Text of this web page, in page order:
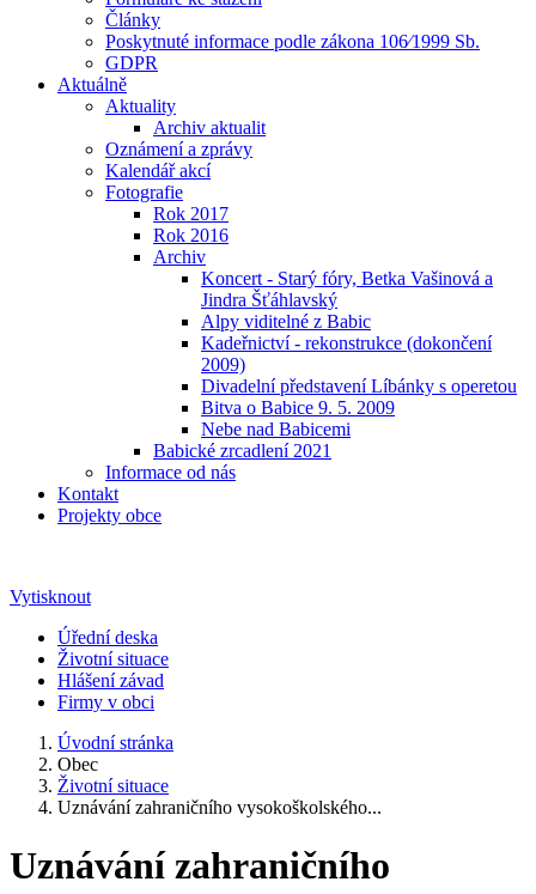
Články
Poskytnuté informace podle zákona 106⁄1999 Sb.
GDPR
Aktuálně
Aktuality
Archiv aktualit
Oznámení a zprávy
Kalendář akcí
Fotografie
Rok 2017
Rok 2016
Archiv
Koncert - Starý fóry, Betka Vašinová a
Jindra Šťáhlavský
Alpy viditelné z Babic
Kadeřnictví - rekonstrukce (dokončení
2009)
Divadelní představení Líbánky s operetou
Bitva o Babice 9. 5. 2009
Nebe nad Babicemi
Babické zrcadlení 2021
Informace od nás
Kontakt
Projekty obce
Vytisknout
Úřední deska
Životní situace
Hlášení závad
Firmy v obci
Úvodní stránka
Obec
Životní situace
Uznávání zahraničního vysokoškolského...
Uznávání zahraničního